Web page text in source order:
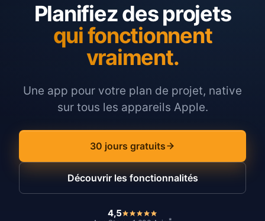
Planifiez des projets
qui fonctionnent
vraiment.
Une app pour votre plan de projet, native
sur tous les appareils Apple.
30 jours gratuits
Découvrir les fonctionnalités
4,5